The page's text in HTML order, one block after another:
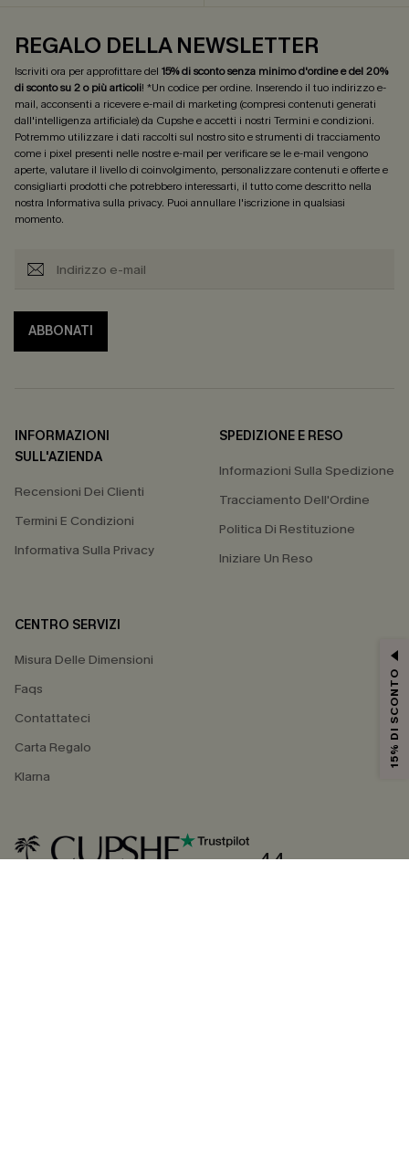
REGALO DELLA NEWSLETTER
Iscriviti ora per approfittare del 15% di sconto senza minimo d'ordine e del 20%
di sconto su 2 o più articoli! *Un codice per ordine. Inserendo il tuo indirizzo e-
mail, acconsenti a ricevere e-mail di marketing (compresi contenuti generati
dall'intelligenza artificiale) da Cupshe e accetti i nostri Termini e condizioni.
Potremmo utilizzare i dati raccolti sul nostro sito e strumenti di tracciamento
come i pixel presenti nelle nostre e-mail per verificare se le e-mail vengono
aperte, valutare il livello di coinvolgimento, personalizzare contenuti e offerte e
consigliarti prodotti che potrebbero interessarti, il tutto come descritto nella
nostra Informativa sulla privacy. Puoi annullare l'iscrizione in qualsiasi
momento.
ABBONATI
INFORMAZIONI
SULL'AZIENDA
Recensioni Dei Clienti
Termini E Condizioni
Informativa Sulla Privacy
SPEDIZIONE E RESO
Informazioni Sulla Spedizione
Tracciamento Dell'Ordine
Politica Di Restituzione
Iniziare Un Reso
CENTRO SERVIZI
Misura Delle Dimensioni
Faqs
Contattateci
Carta Regalo
Klarna
4.4
15% DI SCONTO